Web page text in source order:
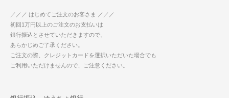
／／／ はじめてご注文のお客さま ／／／
初回1万円以上のご注文のお支払いは
銀行振込とさせていただきますので、
あらかじめご了承ください。
ご注文の際、クレジットカードを選択いただいた場合でも
ご利用いただけませんので、ご注意ください。